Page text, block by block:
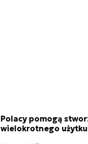
Polacy pomogą
wielokrotnego użytku